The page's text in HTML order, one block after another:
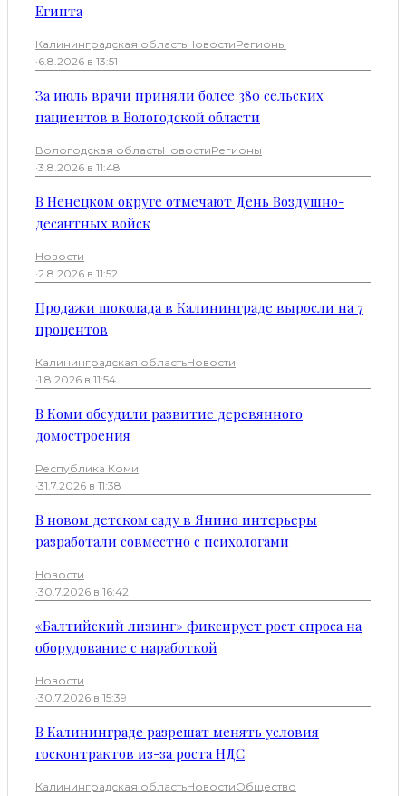
Египта
Калининградская областьНовостиРегионы
·6.8.2026 в 13:51
За июль врачи приняли более 380 сельских
пациентов в Вологодской области
Вологодская областьНовостиРегионы
·3.8.2026 в 11:48
В Ненецком округе отмечают День Воздушно-
десантных войск
Новости
·2.8.2026 в 11:52
Продажи шоколада в Калининграде выросли на 7
процентов
Калининградская областьНовости
·1.8.2026 в 11:54
В Коми обсудили развитие деревянного
домостроения
Республика Коми
·31.7.2026 в 11:38
В новом детском саду в Янино интерьеры
разработали совместно с психологами
Новости
·30.7.2026 в 16:42
«Балтийский лизинг» фиксирует рост спроса на
оборудование с наработкой
Новости
·30.7.2026 в 15:39
В Калининграде разрешат менять условия
госконтрактов из-за роста НДС
Калининградская областьНовостиОбщество